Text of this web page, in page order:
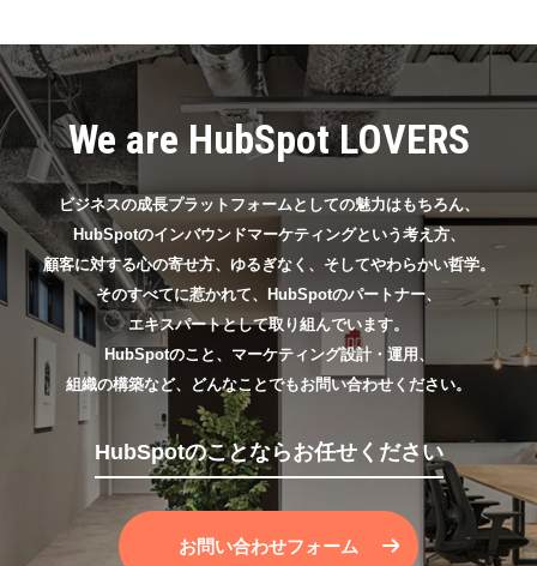
We are HubSpot LOVERS
ビジネスの成長プラットフォームとしての魅力はもちろん、
HubSpotのインバウンドマーケティングという考え方、
顧客に対する心の寄せ方、ゆるぎなく、そしてやわらかい哲学。
そのすべてに惹かれて、HubSpotのパートナー、
エキスパートとして取り組んでいます。
HubSpotのこと、マーケティング設計・運用、
組織の構築など、どんなことでもお問い合わせください。
HubSpotのことならお任せください
お問い合わせフォーム